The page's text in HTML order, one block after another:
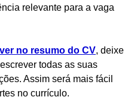
relevante para a vaga
no resumo do CV, deixe
todas as suas
Assim será mais fácil
no currículo.